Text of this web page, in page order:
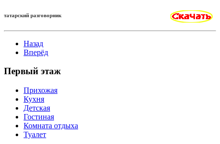
татарский разговорник
Назад
Вперёд
Первый этаж
Прихожая
Кухня
Детская
Гостиная
Комната отдыха
Туалет